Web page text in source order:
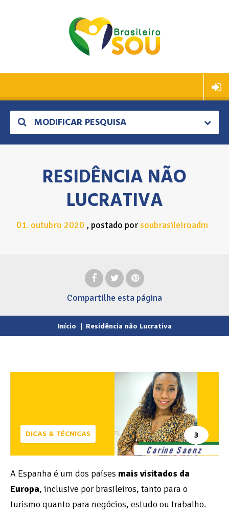
MODIFICAR PESQUISA
RESIDÊNCIA NÃO
LUCRATIVA
01. outubro 2020 postado porsoubrasileiroadm
Compartilhe esta página
Início | Residência não Lucrativa
DICAS & TÉCNICAS 3
A Espanha é um dos países mais visitados da
Europa, inclusive por brasileiros, tanto para o
turismo quanto para negócios, estudo ou trabalho.